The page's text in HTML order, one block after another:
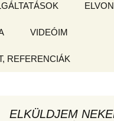
BOLT
VIDEÓIM
REFERENCIÁK
ELKÜLDJEM